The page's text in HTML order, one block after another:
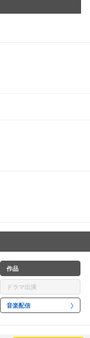
作品
ドラマ出演
音楽配信